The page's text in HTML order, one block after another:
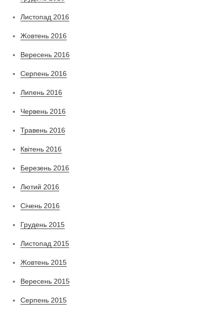
Листопад 2016
Жовтень 2016
Вересень 2016
Серпень 2016
Липень 2016
Червень 2016
Травень 2016
Квітень 2016
Березень 2016
Лютий 2016
Січень 2016
Грудень 2015
Листопад 2015
Жовтень 2015
Вересень 2015
Серпень 2015